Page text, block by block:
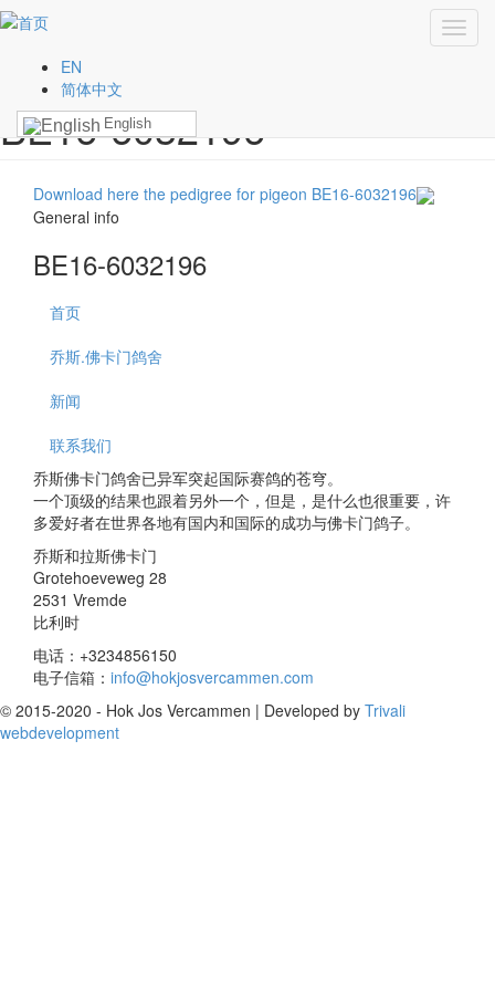
Skip to main content
EN
简体中文
English
You are here
首页
BE16-6032196
Download here the pedigree for pigeon BE16-6032196
General info
BE16-6032196
首页
乔斯.佛卡门鸽舍
新闻
联系我们
乔斯佛卡门鸽舍已异军突起国际赛鸽的苍穹。
一个顶级的结果也跟着另外一个，但是，是什么也很重要，许
多爱好者在世界各地有国内和国际的成功与佛卡门鸽子。
乔斯和拉斯佛卡门
Grotehoeveweg 28
2531 Vremde
比利时
电话：+3234856150
电子信箱： info@hokjosvercammen.com
© 2015-2020 - Hok Jos Vercammen | Developed by Trivali
webdevelopment